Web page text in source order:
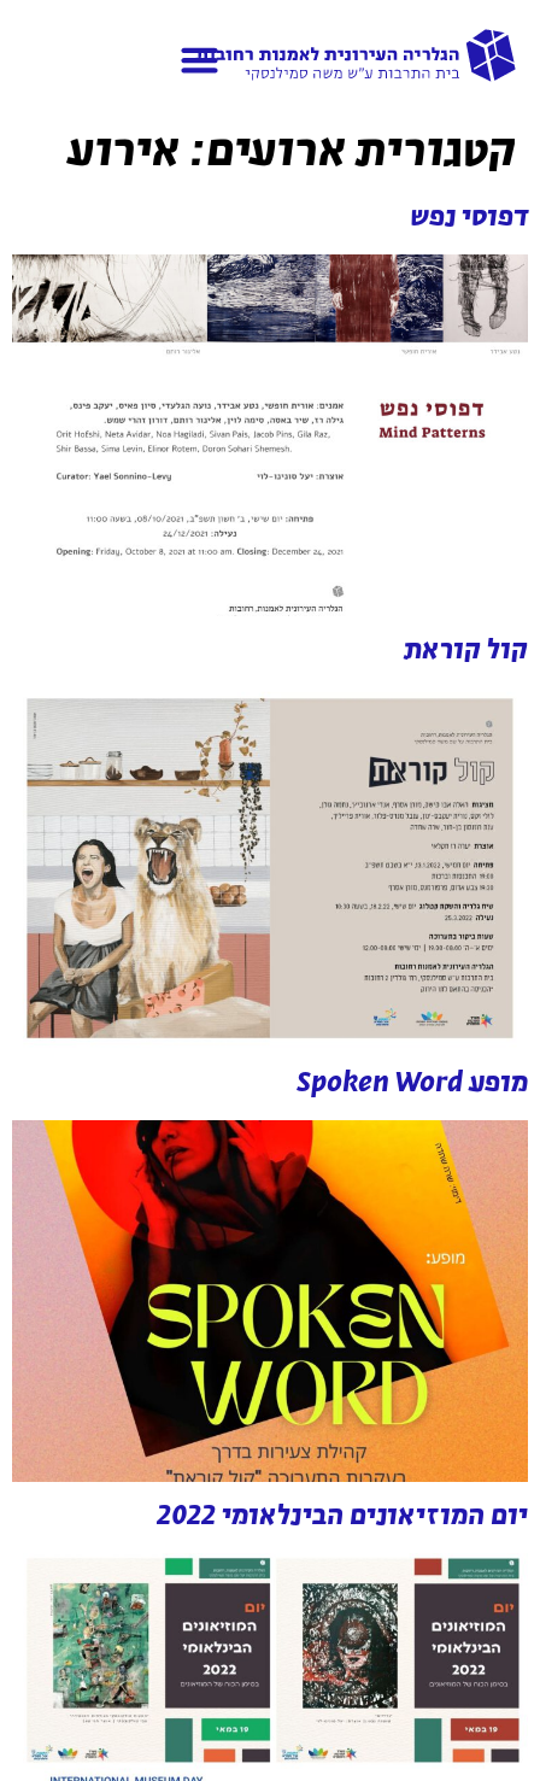
קטגורית ארועים: אירוע
דפוסי נפש
קול קוראת
מופע Spoken Word
יום המוזיאונים הבינלאומי 2022